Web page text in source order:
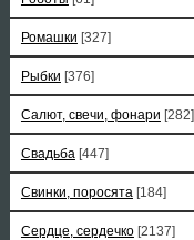
Ромашки [327]
Рыбки [376]
Салют, свечи, фонари [282]
Свадьба [447]
Свинки, поросята [184]
Сердце, сердечко [2137]